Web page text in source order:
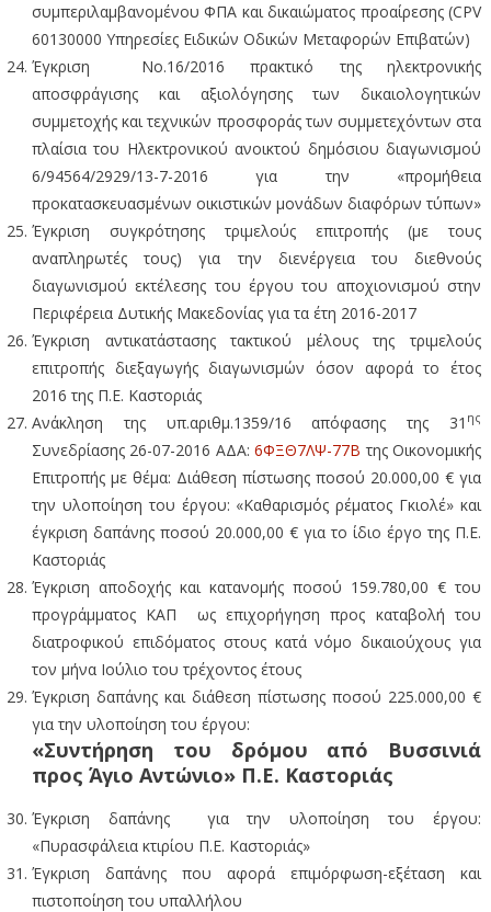
συμπεριλαμβανομένου ΦΠΑ και δικαιώματος προαίρεσης (CPV
60130000 Υπηρεσίες Ειδικών Οδικών Μεταφορών Επιβατών)
Έγκριση Νο.16/2016 πρακτικό της ηλεκτρονικής
αποσφράγισης και αξιολόγησης των δικαιολογητικών
συμμετοχής και τεχνικών προσφοράς των συμμετεχόντων στα
πλαίσια του Ηλεκτρονικού ανοικτού δημόσιου διαγωνισμού
6/94564/2929/13-7-2016 για την «προμήθεια
προκατασκευασμένων οικιστικών μονάδων διαφόρων τύπων»
Έγκριση συγκρότησης τριμελούς επιτροπής (με τους
αναπληρωτές τους) για την διενέργεια του διεθνούς
διαγωνισμού εκτέλεσης του έργου του αποχιονισμού στην
Περιφέρεια Δυτικής Μακεδονίας για τα έτη 2016-2017
Έγκριση αντικατάστασης τακτικού μέλους της τριμελούς
επιτροπής διεξαγωγής διαγωνισμών όσον αφορά το έτος
2016 της Π.Ε. Καστοριάς
Ανάκληση της υπ.αριθμ.1359/16 απόφασης της 31 ης
Συνεδρίασης 26-07-2016 ΑΔΑ:6ΦΞΘ7ΛΨ-77Β της Οικονομικής
Επιτροπής με θέμα: Διάθεση πίστωσης ποσού 20.000,00 € για
την υλοποίηση του έργου: «Καθαρισμός ρέματος Γκιολέ» και
έγκριση δαπάνης ποσού 20.000,00 € για το ίδιο έργο της Π.Ε.
Καστοριάς
Έγκριση αποδοχής και κατανομής ποσού 159.780,00 € του
προγράμματος ΚΑΠ ως επιχορήγηση προς καταβολή του
διατροφικού επιδόματος στους κατά νόμο δικαιούχους για
τον μήνα Ιούλιο του τρέχοντος έτους
Έγκριση δαπάνης και διάθεση πίστωσης ποσού 225.000,00 €
για την υλοποίηση του έργου:
«Συντήρηση του δρόμου από Βυσσινιά
προς Άγιο Αντώνιο» Π.Ε. Καστοριάς
Έγκριση δαπάνης για την υλοποίηση του έργου:
«Πυρασφάλεια κτιρίου Π.Ε. Καστοριάς»
Έγκριση δαπάνης που αφορά επιμόρφωση-εξέταση και
πιστοποίηση του υπαλλήλου